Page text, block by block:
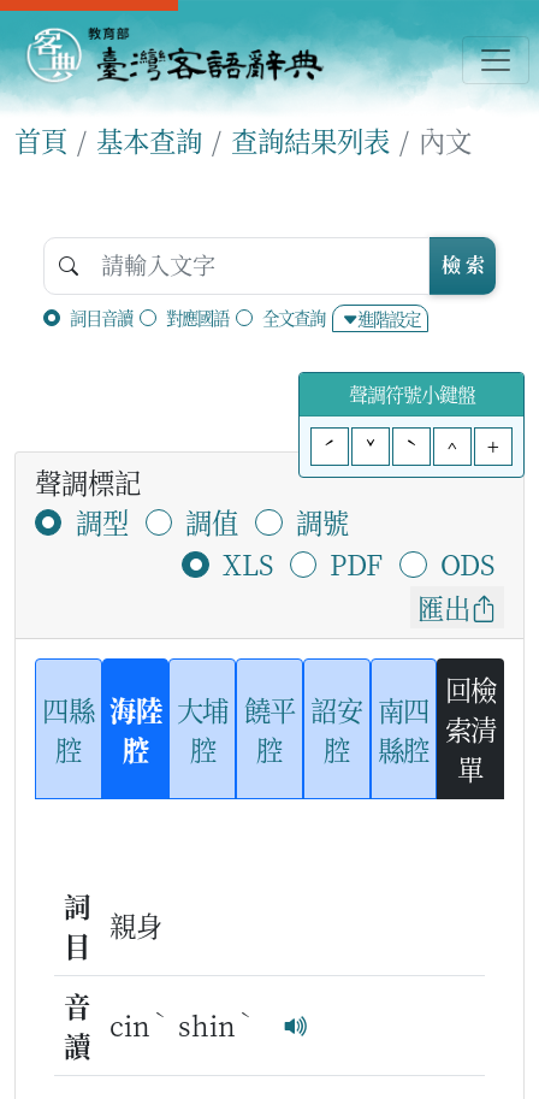
首頁 基本查詢 查詢結果列表 內文
詞目音讀 對應國語 全文查詢 進階設定
檢 索
聲調符號小鍵盤
ˊ
ˇ ˋ ^ +
聲調標記
調型
調值
調號
XLS
PDF
ODS
匯出
四縣
腔
海陸
腔
大埔
腔
饒平
腔
詔安
腔
南四
縣腔
回檢
索清
單
詞
目
親身
音
讀
cin ˋ shin ˋ